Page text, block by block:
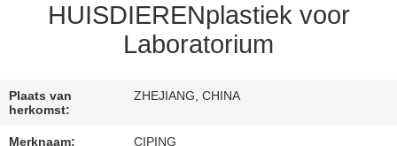
SITEMAP
POLICY
HUISDIERENplastiek voor
Laboratorium
Plaats van
herkomst:
ZHEJIANG, CHINA
Merknaam: CIPING